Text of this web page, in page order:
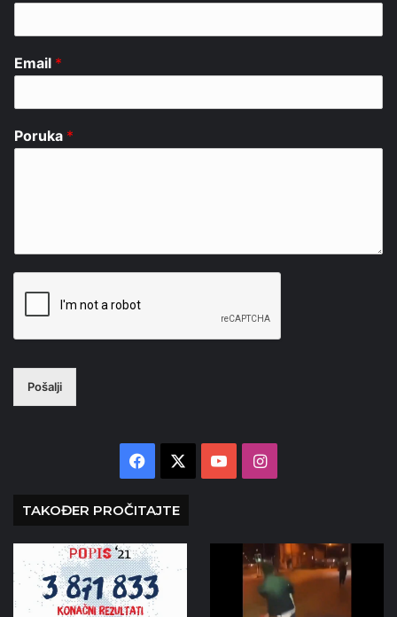
Email *
Poruka *
Pošalji
Facebook YouTubeInstagram
TAKOĐER PROČITAJTE